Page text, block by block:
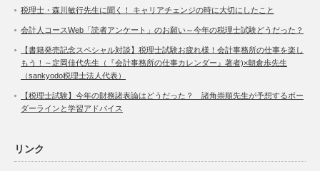
税理士・森川敏行先生に聞く！ キャリアチェンジの時に大切にしたこと
会計人コースWeb「読者アンケート」のお願い～今年の税理士試験どうだった？
【書籍発売記念スペシャル対談】税理士試験お疲れ様！会計事務所の仕事を楽し
もう！～定岡佳代先生（『会計事務所の仕事カレンダー』著者)×朝倉歩先生
（sankyodo税理士法人代表）
【税理士試験】今年の財務諸表論はどうだった？ 諸角崇順先生が予想するボー
ダーラインと学習アドバイス
リンク